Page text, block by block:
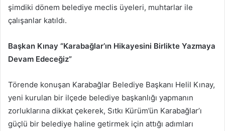
şimdiki dönem belediye meclis üyeleri, muhtarlar ile
çalışanlar katıldı.
Başkan Kınay “Karabağlar’ın Hikayesini Birlikte Yazmaya
Devam Edeceğiz”
Törende konuşan Karabağlar Belediye Başkanı Helil Kınay,
yeni kurulan bir ilçede belediye başkanlığı yapmanın
zorluklarına dikkat çekerek, Sıtkı Kürüm’ün Karabağlar’ı
güçlü bir belediye haline getirmek için attığı adımları